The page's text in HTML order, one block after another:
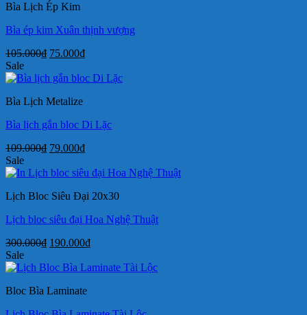
Bìa Lịch Ép Kim
Bìa ép kim Xuân thịnh vượng
105.000₫ Giá
là:
75.000₫Giá
tại
Sale
Bìa Lịch Metalize
Bìa lịch gắn bloc Di Lặc
109.000₫ Giá
là:
79.000₫Giá
tại
79.000₫.
Sale
Lịch Bloc Siêu Đại 20x30
Lịch bloc siêu đại Hoa Nghệ Thuật
300.000₫ Giá
là:
190.000₫Giá
tại
Sale
Bloc Bìa Laminate